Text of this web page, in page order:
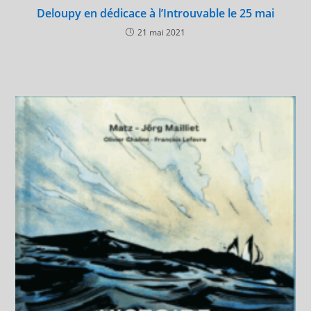
Deloupy en dédicace à l’Introuvable le 25 mai
21 mai 2021